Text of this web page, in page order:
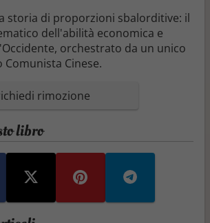
storia di proporzioni sbalorditive: il
dell'abilità economica e
orchestrato da un unico
Cinese.
rimozione
libro